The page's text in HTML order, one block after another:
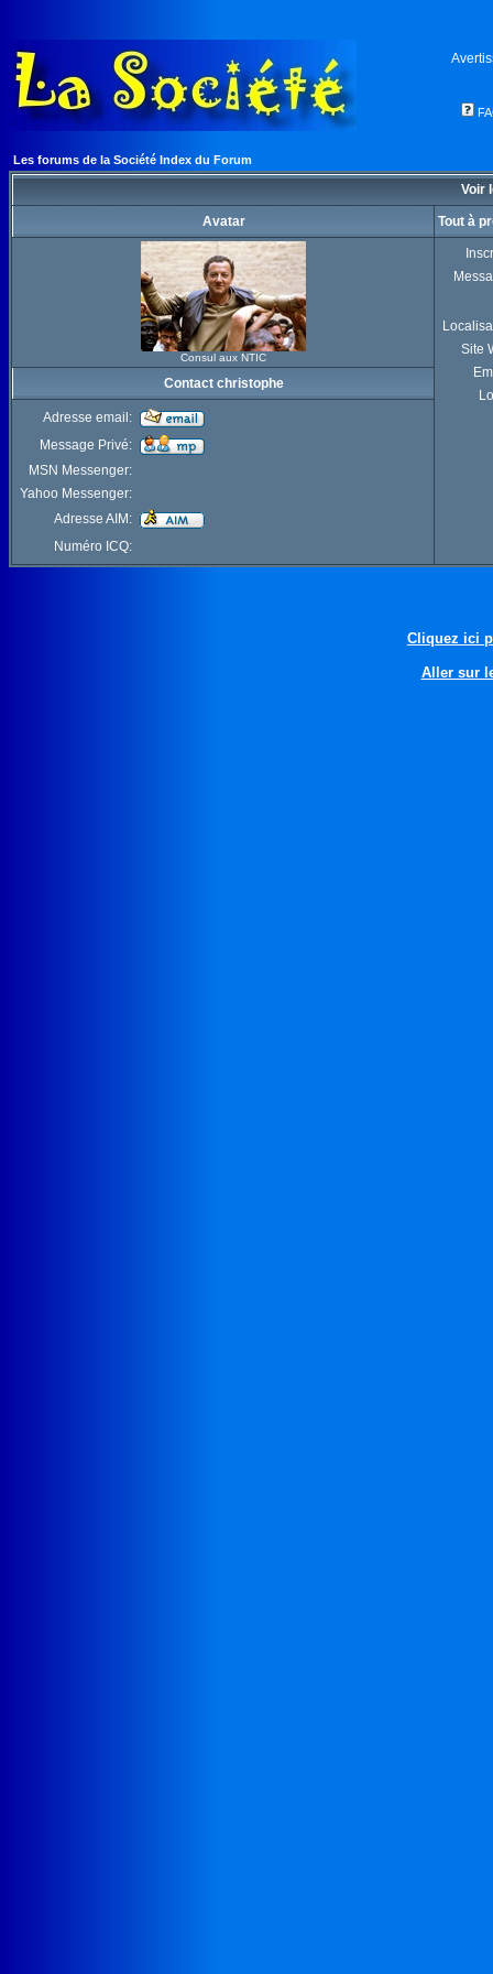
Les forums de la Société Index du Forum
Voir
Avatar Tout à
Consul aux NTIC
Site
Contact christophe
Adresse email:
Message Privé:
MSN Messenger:
Yahoo Messenger:
Adresse AIM:
Numéro ICQ:
Cliquez ici
Aller sur